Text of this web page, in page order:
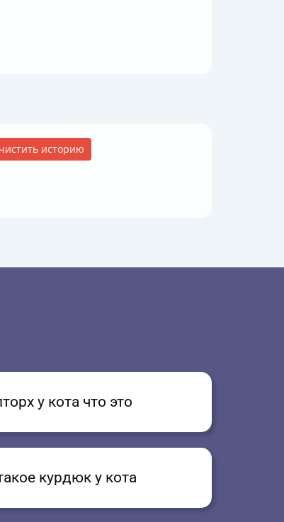
историю
у кота что это
курдюк у кота